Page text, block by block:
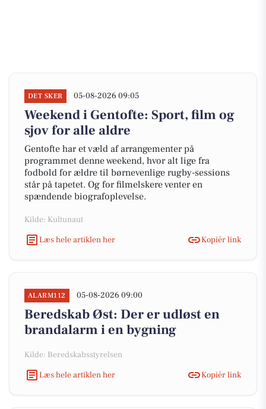
DET SKER 05-08-2026 09:05
Weekend i Gentofte: Sport, film og
sjov for alle aldre
Gentofte har et væld af arrangementer på
programmet denne weekend, hvor alt lige fra
fodbold for ældre til børnevenlige rugby-sessions
står på tapetet. Og for filmelskere venter en
spændende biografoplevelse.
Kilde: Kultunaut
Læs hele artiklen her
Kopiér link
ALARM112 05-08-2026 09:00
Beredskab Øst: Der er udløst en
brandalarm i en bygning
Kilde: Beredskabsstyrelsen
Læs hele artiklen her
Kopiér link